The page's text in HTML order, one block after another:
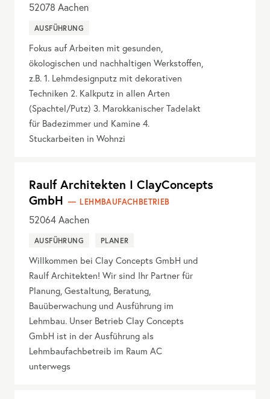
52078 Aachen
AUSFÜHRUNG
Fokus auf Arbeiten mit gesunden,
ökologischen und nachhaltigen Werkstoffen,
z.B. 1. Lehmdesignputz mit dekorativen
Techniken 2. Kalkputz in allen Arten
(Spachtel/Putz) 3. Marokkanischer Tadelakt
für Badezimmer und Kamine 4.
Stuckarbeiten in Wohnzi
Raulf Architekten I ClayConcepts
GmbH
LEHMBAUFACHBETRIEB
52064Aachen
AUSFÜHRUNG PLANER
Willkommen bei Clay Concepts GmbH und
Raulf Architekten! Wir sind Ihr Partner für
Planung, Gestaltung, Beratung,
Bauüberwachung und Ausführung im
Lehmbau. Unser Betrieb Clay Concepts
GmbH ist in der Ausführung als
Lehmbaufachbetreib im Raum AC
unterwegs